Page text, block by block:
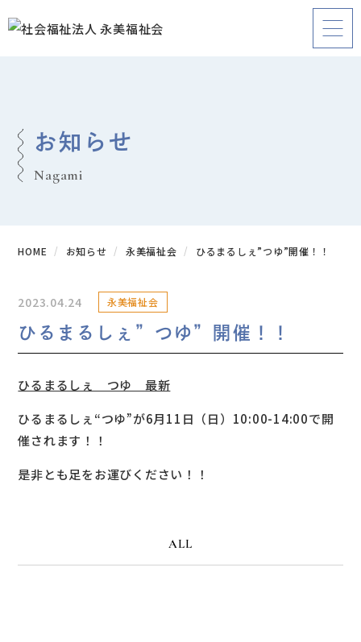
お知らせ
Nagami
HOME お知らせ 永美福祉会 ひるまるしぇ”つゆ”開催！！
2023.04.24 永美福祉会
ひるまるしぇ”つゆ”開催！！
ひるまるしぇ つゆ 最新
ひるまるしぇ“つゆ”が6月11日（日）10:00-14:00で開
催されます！！
是非とも足をお運びください！！
ALL